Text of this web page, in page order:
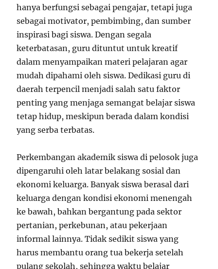
hanya berfungsi sebagai pengajar, tetapi juga
sebagai motivator, pembimbing, dan sumber
inspirasi bagi siswa. Dengan segala
keterbatasan, guru dituntut untuk kreatif
dalam menyampaikan materi pelajaran agar
mudah dipahami oleh siswa. Dedikasi guru di
daerah terpencil menjadi salah satu faktor
penting yang menjaga semangat belajar siswa
tetap hidup, meskipun berada dalam kondisi
yang serba terbatas.
Perkembangan akademik siswa di pelosok juga
dipengaruhi oleh latar belakang sosial dan
ekonomi keluarga. Banyak siswa berasal dari
keluarga dengan kondisi ekonomi menengah
ke bawah, bahkan bergantung pada sektor
pertanian, perkebunan, atau pekerjaan
informal lainnya. Tidak sedikit siswa yang
harus membantu orang tua bekerja setelah
pulang sekolah, sehingga waktu belajar